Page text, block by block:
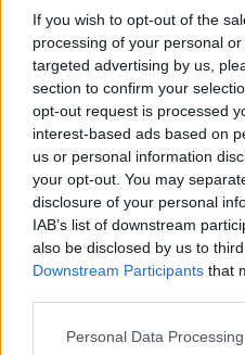
If you wish to opt-out of the
processing of your personal
targeted advertising by us,
section to confirm your
opt-out request is processed
interest-based ads based on
us or personal information
your opt-out. You may
disclosure of your personal
IAB’s list of downstream
also be disclosed by us to
Downstream Participants that
Please note that this website/
Personal Data
továbbvivő asszociációk
Gergő bekapcsolódása ebbe
változásokat idéz elő a már
nézőpontokkal, új elemekkel
játékos figurativitás, a
legkülönbözőbb anyagok és
révén rokoníthatók a Péli-
kiállításuk tehát nem
olyan, különböző, közösen